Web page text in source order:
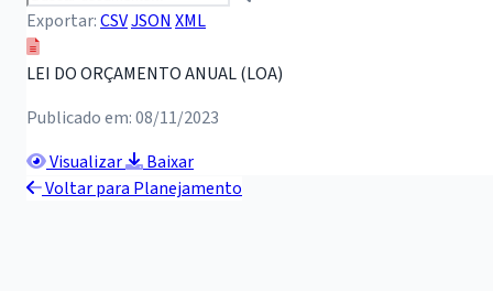
Exportar:CSVJSON XML
LEI DO ORÇAMENTO ANUAL (LOA)
Publicado em: 08/11/2023
Visualizar
Baixar
Voltar para Planejamento